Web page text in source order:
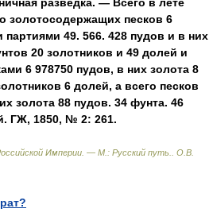
золотосодержащих песков 6
49. 566. 428 пудов и в них
20 золотников и 49 долей и
6 978750 пудов, в них золота 8
6 долей, а всего песков
золота 88 пудов. 34 фунта. 46
ГЖ, 1850, № 2: 261.
Империи. — М.: Русский путь.
О.В.